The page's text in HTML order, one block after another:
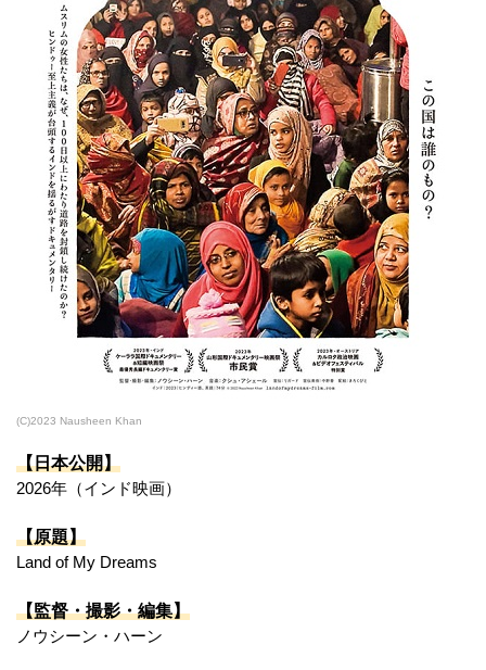
(C)2023 Nausheen Khan
【日本公開】
2026年（インド映画）
【原題】
Land of My Dreams
【監督・撮影・編集】
ノウシーン・ハーン